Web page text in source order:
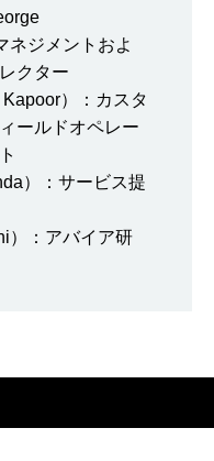
ネジメントおよ
クター
）：カスタ
ールドオペレー
）：サービス提
）：アバイア研